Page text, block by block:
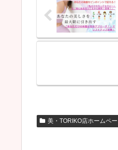
美・TORIKO店ホームペ